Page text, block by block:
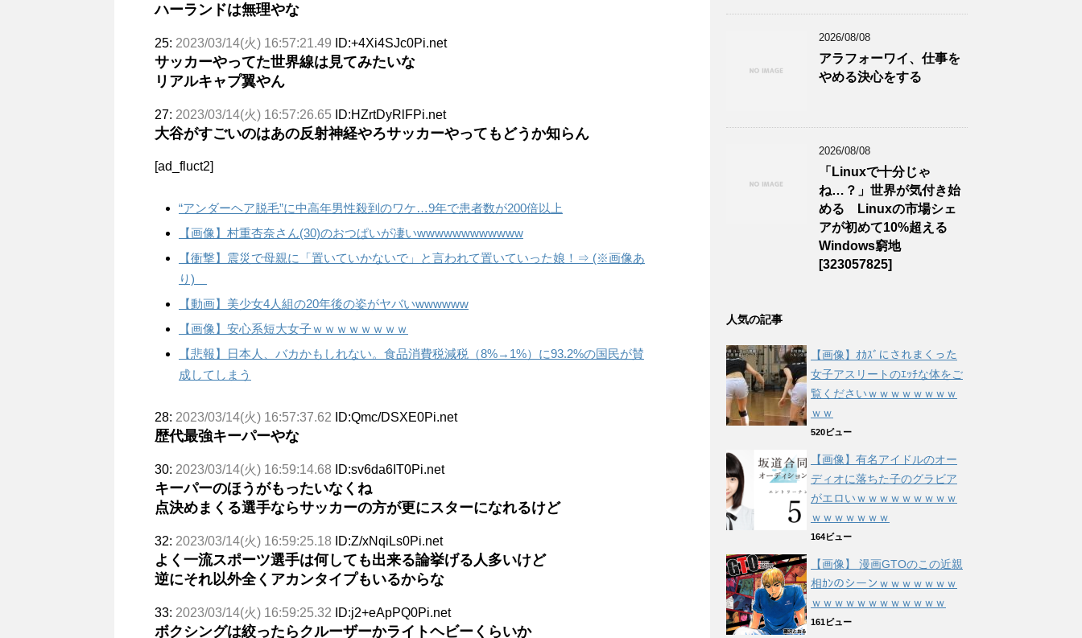
ハーランドは無理やな
25: 2023/03/14(火) 16:57:21.49 ID:+4Xi4SJc0Pi.net
サッカーやってた世界線は見てみたいな
リアルキャプ翼やん
27: 2023/03/14(火) 16:57:26.65 ID:HZrtDyRlFPi.net
大谷がすごいのはあの反射神経やろサッカーやってもどうか知らん
[ad_fluct2]
“アンダーヘア脱毛”に中高年男性殺到のワケ…9年で患者数が200倍以上
【画像】村重杏奈さん(30)のおつぱいが凄いwwwwwwwwwwww
【衝撃】震災で母親に「置いていかないで」と言われて置いていった娘！⇒ (※画像あ
り)
【動画】美少女4人組の20年後の姿がヤバいwwwwww
【画像】安心系短大女子ｗｗｗｗｗｗｗｗ
【悲報】日本人、バカかもしれない。食品消費税減税（8%→1%）に93.2%の国民が賛
成してしまう
28: 2023/03/14(火) 16:57:37.62 ID:Qmc/DSXE0Pi.net
歴代最強キーパーやな
30: 2023/03/14(火) 16:59:14.68 ID:sv6da6IT0Pi.net
キーパーのほうがもったいなくね
点決めまくる選手ならサッカーの方が更にスターになれるけど
32: 2023/03/14(火) 16:59:25.18 ID:Z/xNqiLs0Pi.net
よく一流スポーツ選手は何しても出来る論挙げる人多いけど
逆にそれ以外全くアカンタイプもいるからな
33: 2023/03/14(火) 16:59:25.32 ID:j2+eApPQ0Pi.net
ボクシングは絞ったらクルーザーかライトヘビーくらいか
2026/08/08
アラフォーワイ、仕事を
やめる決心をする
2026/08/08
「Linuxで十分じゃ
ね…？」世界が気付き始
める Linuxの市場シェ
アが初めて10%超える
Windows窮地
[323057825]
人気の記事
【画像】ｵｶｽﾞにされまくった
女子アスリートのｴｯﾁな体をご
覧くださいｗｗｗｗｗｗｗｗ
ｗｗ
520ビュー
【画像】有名アイドルのオー
ディオに落ちた子のグラビア
がエロいｗｗｗｗｗｗｗｗｗ
ｗｗｗｗｗｗｗ
164ビュー
【画像】 漫画GTOのこの近親
相ｶﾝのシーンｗｗｗｗｗｗｗ
ｗｗｗｗｗｗｗｗｗｗｗｗ
161ビュー